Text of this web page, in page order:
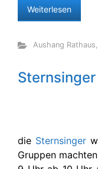
Weiterlesen
Aushang Rathaus,
die Sternsinger
Gruppen